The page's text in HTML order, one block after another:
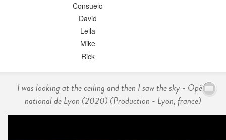
Consuelo
David
Leila
Mike
Rick
I was looking at the ceiling and then I saw the sky - Opéra
national de Lyon (2020) (Production - Lyon, france)